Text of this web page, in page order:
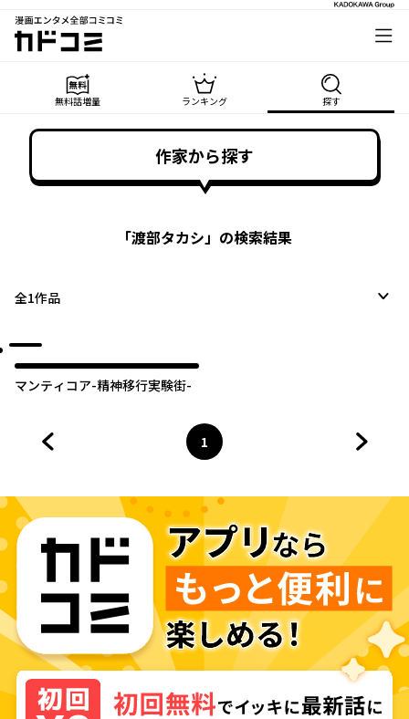
漫画エンタメ全部コミコミ
カドコミ
無料話増量 ランキング 探す
作家から探す
「渡部タカシ」の検索結果
全1作品
マンティコア-精神移行実験街-
ページ
1
へ